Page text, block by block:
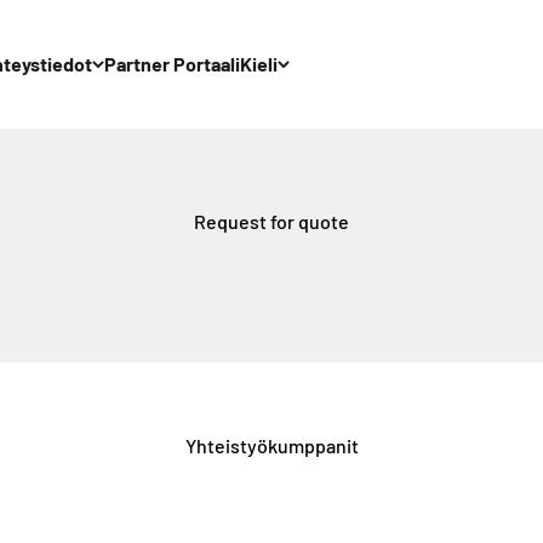
Partner PortaaliKieli
Request for quote
Yhteistyökumppanit